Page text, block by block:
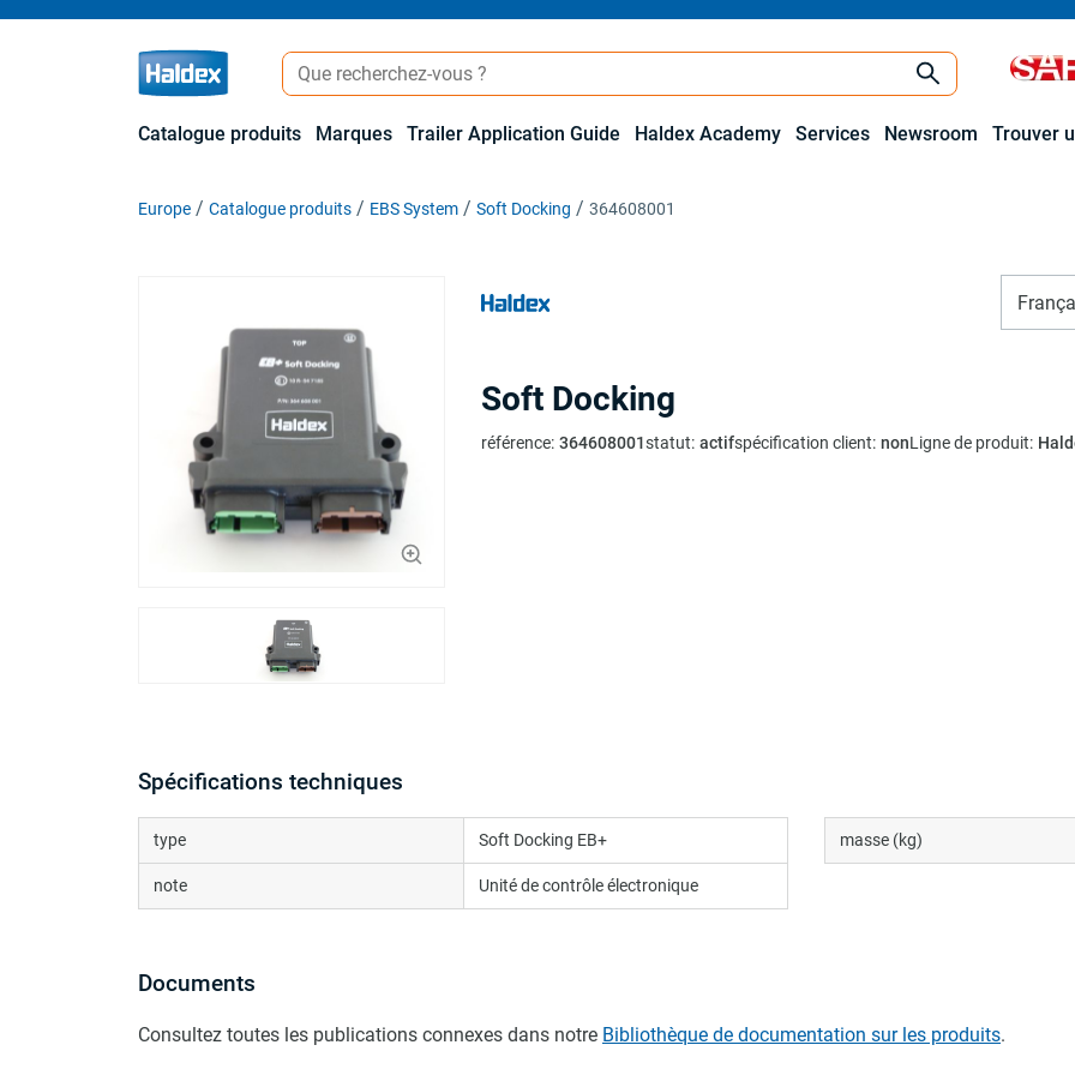
Catalogue produits Marques Trailer Application Guide Haldex Academy Services Newsroom Trouver
Europe Catalogue produits EBS System Soft Docking 364608001
Soft Docking
référence: 364608001statut: actifspécification client: nonLigne de produit:
Spécifications techniques
type Soft Docking EB+
note Unité de contrôle électronique
masse (kg)
Documents
Consultez toutes les publications connexes dans notre Bibliothèque de documentation sur les produits.